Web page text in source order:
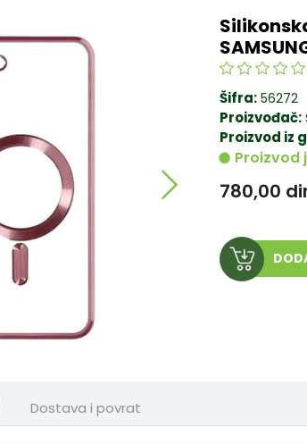
Šifra: 56272
Proizvođač:
Proizvod iz
Proizvod
780,00
Dostava i povrat